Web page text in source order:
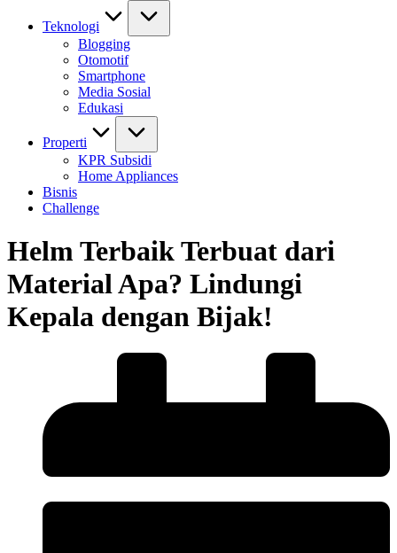
Teknologi
Blogging
Otomotif
Smartphone
Media Sosial
Edukasi
Properti
KPR Subsidi
Home Appliances
Bisnis
Challenge
Helm Terbaik Terbuat dari
Material Apa? Lindungi
Kepala dengan Bijak!